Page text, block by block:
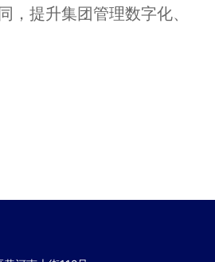
，提升集团管理数字化、